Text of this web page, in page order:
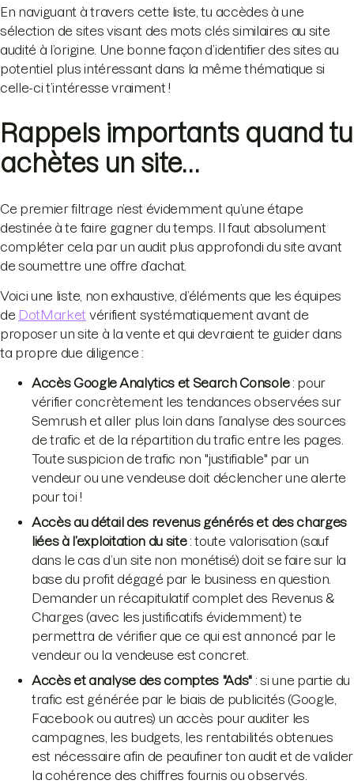
En naviguant à travers cette liste, tu accèdes à une
sélection de sites visant des mots clés similaires au site
audité à l’origine. Une bonne façon d’identifier des sites au
potentiel plus intéressant dans la même thématique si
celle-ci t’intéresse vraiment !
Rappels importants quand tu
achètes un site…
Ce premier filtrage n’est évidemment qu’une étape
destinée à te faire gagner du temps. Il faut absolument
compléter cela par un audit plus approfondi du site avant
de soumettre une offre d’achat.
Voici une liste, non exhaustive, d’éléments que les équipes
de DotMarket vérifient systématiquement avant de
proposer un site à la vente et qui devraient te guider dans
ta propre due diligence :
Accès Google Analytics et Search Console: pour
vérifier concrètement les tendances observées sur
Semrush et aller plus loin dans l’analyse des sources
de trafic et de la répartition du trafic entre les pages.
Toute suspicion de trafic non "justifiable" par un
vendeur ou une vendeuse doit déclencher une alerte
pour toi !
Accès au détail des revenus générés et des charges
liées à l’exploitation du site: toute valorisation (sauf
dans le cas d’un site non monétisé) doit se faire sur la
base du profit dégagé par le business en question.
Demander un récapitulatif complet des Revenus &
Charges (avec les justificatifs évidemment) te
permettra de vérifier que ce qui est annoncé par le
vendeur ou la vendeuse est concret.
Accès et analyse des comptes "Ads" : si une partie du
trafic est générée par le biais de publicités (Google,
Facebook ou autres) un accès pour auditer les
campagnes, les budgets, les rentabilités obtenues
est nécessaire afin de peaufiner ton audit et de valider
la cohérence des chiffres fournis ou observés.